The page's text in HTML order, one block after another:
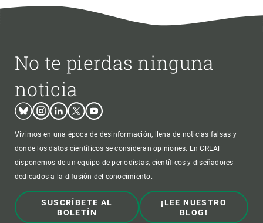
No te pierdas ninguna
noticia
BlueskyInstagram
LinkedinTwitterYoutube
Vivimos en una época de desinformación, llena de noticias falsas y
donde los datos científicos se consideran opiniones. En CREAF
disponemos de un equipo de periodistas, científicos y diseñadores
dedicados a la difusión del conocimiento.
SUSCRÍBETE AL
BOLETÍN
¡LEE NUESTRO
BLOG!